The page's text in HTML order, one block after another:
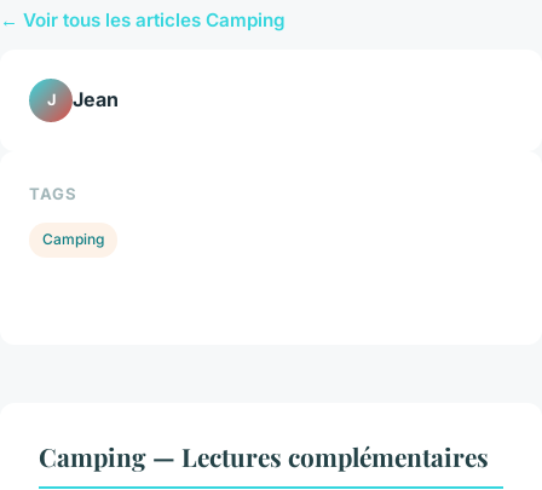
← Voir tous les articles Camping
J Jean
TAGS
Camping
Camping — Lectures complémentaires